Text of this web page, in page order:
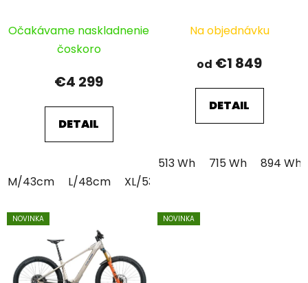
Očakávame naskladnenie
čoskoro
€4 299
DETAIL
M/43cm L/48cm XL/53cm
Na objednávku
od €1 849
DETAIL
513 Wh 715 Wh 894 Wh
NOVINKA NOVINKA